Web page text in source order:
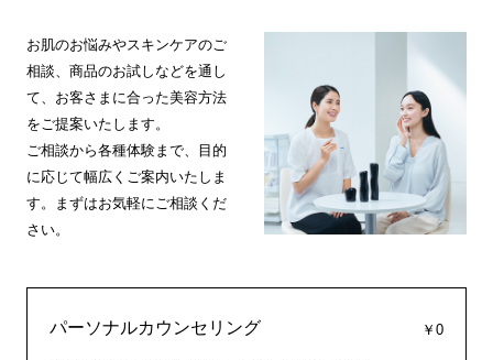
お肌のお悩みやスキンケアのご
相談、商品のお試しなどを通し
て、お客さまに合った美容方法
をご提案いたします。
ご相談から各種体験まで、目的
に応じて幅広くご案内いたしま
す。まずはお気軽にご相談くだ
さい。
パーソナルカウンセリング ￥0